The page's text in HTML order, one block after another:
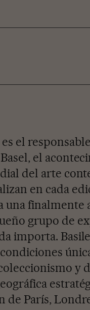
el
el
del arte
en cada
una finalmente
grupo de
importa.
y
de París,